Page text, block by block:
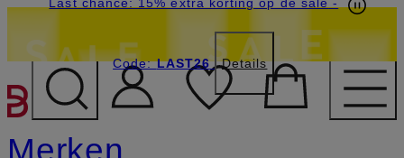
GA NAAR
Code:LAST26 Details
Merken